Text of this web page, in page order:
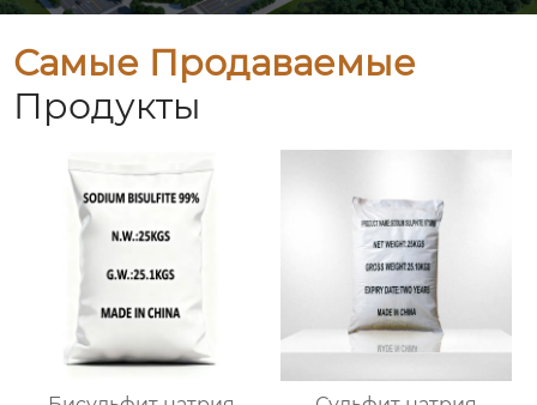
Самые Продаваемые
Продукты